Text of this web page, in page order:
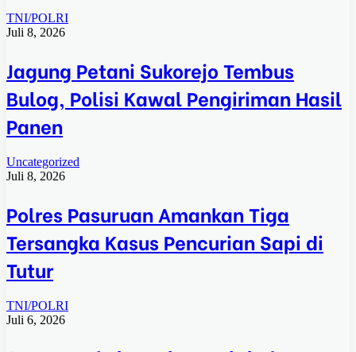
TNI/POLRI
Juli 8, 2026
Jagung Petani Sukorejo Tembus
Bulog, Polisi Kawal Pengiriman Hasil
Panen
Uncategorized
Juli 8, 2026
Polres Pasuruan Amankan Tiga
Tersangka Kasus Pencurian Sapi di
Tutur
TNI/POLRI
Juli 6, 2026